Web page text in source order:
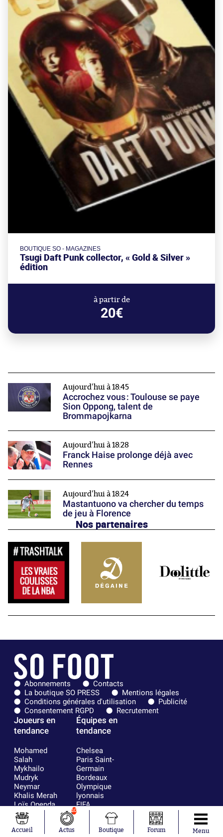
BOUTIQUE SO - MAGAZINES
Tsugi Daft Punk collector, « Gold & Silver »
édition
à partir de
20€
Aujourd'hui à 18:45
Accrochez vous : Toulouse se paye
Sion Oppong, talent de
Brommapojkarna
Aujourd'hui à 18:28
Franck Haise prolonge déjà avec
Rennes
Aujourd'hui à 18:24
Mastantuono va chercher du temps
de jeu à Florence
Nos partenaires
Abonnements
Contacts
La boutique SO PRESS
Mentions légales
Conditions générales d'utilisation
Publicité
Consentement RGPD
Recrutement
Joueurs en
tendance
Mohamed
Salah
Mykhailo
Mudryk
Neymar
Khalis Merah
Loïs Openda
Moussa
Niakhaté
Nicolás
Équipes en
tendance
Chelsea
Paris Saint-
Germain
Bordeaux
Olympique
lyonnais
FIFA
Real Madrid
RC Strasbourg
AC Milan
Accueil
10
Actus Boutique Forum Menu